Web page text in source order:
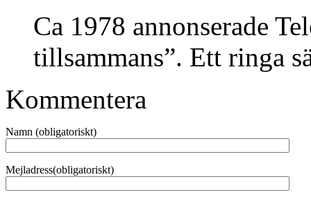
Ca 1978 annonserade
tillsammans”. Ett ringa
Kommentera
Namn (obligatoriskt)
Mejladress(obligatoriskt)